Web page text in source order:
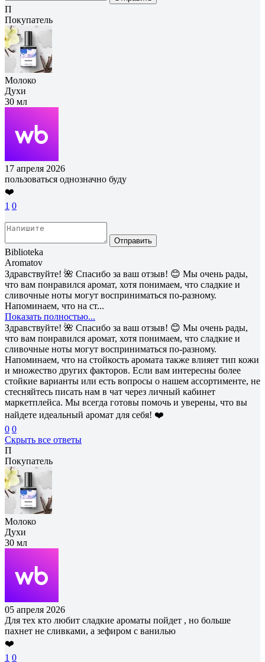
П
Покупатель
Молоко
Духи
30 мл
17 апреля 2026
пользоваться однозначно буду
❤️
1 0
Отправить
Biblioteka
Aromatov
Здравствуйте! 🌺 Спасибо за ваш отзыв! 😊 Мы очень рады,
что вам понравился аромат, хотя понимаем, что сладкие и
сливочные ноты могут восприниматься по-разному.
Напоминаем, что на ст...
Показать полностью...
Здравствуйте! 🌺 Спасибо за ваш отзыв! 😊 Мы очень рады,
что вам понравился аромат, хотя понимаем, что сладкие и
сливочные ноты могут восприниматься по-разному.
Напоминаем, что на стойкость аромата также влияет тип кожи
и множество других факторов. Если вам интересны более
стойкие варианты или есть вопросы о нашем ассортименте, не
стесняйтесь писать нам в чат через личный кабинет
маркетплейса. Мы всегда готовы помочь и уверены, что вы
найдете идеальный аромат для себя! ❤️
0 0
Скрыть все ответы
П
Покупатель
Молоко
Духи
30 мл
05 апреля 2026
Для тех кто любит сладкие ароматы пойдет , но больше
пахнет не сливками, а зефиром с ванилью
❤️
1 0